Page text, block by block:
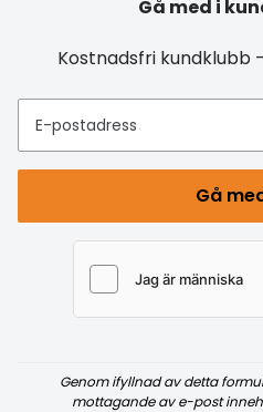
Gå med i
Kostnadsfri kundklubb
E-postadress
Gå
Genom ifyllnad av detta
mottagande av e-post